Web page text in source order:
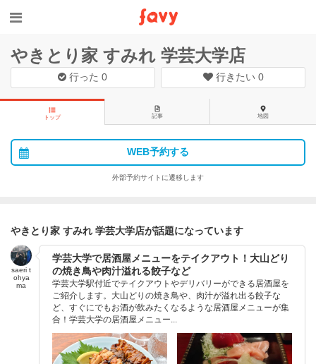
やきとり家 すみれ 学芸大学店
行った0 行きたい 0
トップ 記事 地図
WEB予約する
外部予約サイトに遷移します
やきとり家 すみれ 学芸大学店が話題になっています
saeri t
ohya
ma
学芸大学で居酒屋メニューをテイクアウト！大山どり
の焼き鳥や肉汁溢れる餃子など
学芸大学駅付近でテイクアウトやデリバリーができる居酒屋を
ご紹介します。大山どりの焼き鳥や、肉汁が溢れ出る餃子な
ど、すぐにでもお酒が飲みたくなるような居酒屋メニューが集
合！学芸大学の居酒屋メニュー...